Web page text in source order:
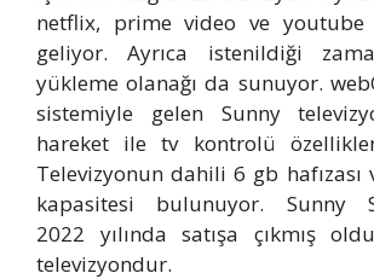
netflix, prime video ve
geliyor. Ayrıca istenildiği
yükleme olanağı da sunuyor.
sistemiyle gelen Sunny
hareket ile tv kontrolü
Televizyonun dahili 6 gb
kapasitesi bulunuyor. Sunny
2022 yılında satışa çıkmış
televizyondur.